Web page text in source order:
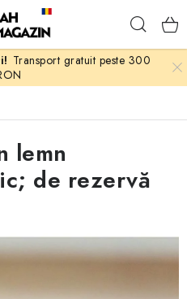
Transport gratuit peste 300
lemn
de rezervă